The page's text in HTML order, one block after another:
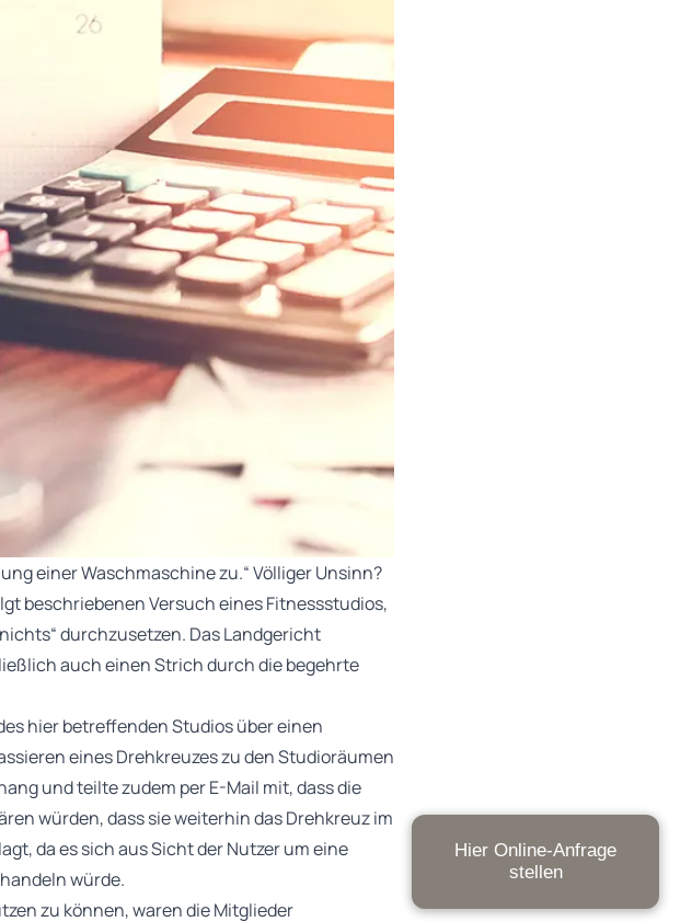
einer Waschmaschine zu.“ Völliger Unsinn?
beschriebenen Versuch eines Fitnessstudios,
durchzusetzen. Das Landgericht
auch einen Strich durch die begehrte
hier betreffenden Studios über einen
eines Drehkreuzes zu den Studioräumen
und teilte zudem per E-Mail mit, dass die
würden, dass sie weiterhin das Drehkreuz im
da es sich aus Sicht der Nutzer um eine
würde.
zu können, waren die Mitglieder
Hier Online-Anfrage
stellen